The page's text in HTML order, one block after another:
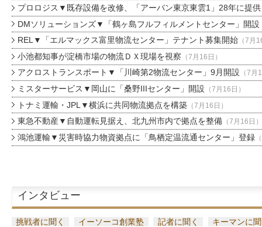
プロロジス▼既存設備を改修、「アーバン東京東雲1」28年に提供
DMソリューションズ▼「鶴ヶ島フルフィルメントセンター」開設
REL▼「エルマックス富里物流センター」テナント募集開始（7月
小池都知事が淀橋市場の物流ＤＸ現場を視察 （7月16日）
アクロストランスポート▼「川崎第2物流センター」9月開設 （7月
ミスターサービス▼岡山に「桑野IIIセンター」開設 （7月16日）
トナミ運輸・JPL▼横浜に共同物流拠点を構築（7月16日）
東急不動産▼自動運転見据え、北九州市内で拠点を整備（7月16日）
鴻池運輸▼災害時協力物資拠点に「鳥栖定温流通センター」登録
インタビュー
挑戦者に聞く イーソーコ創業塾 記者に聞く キーマンに